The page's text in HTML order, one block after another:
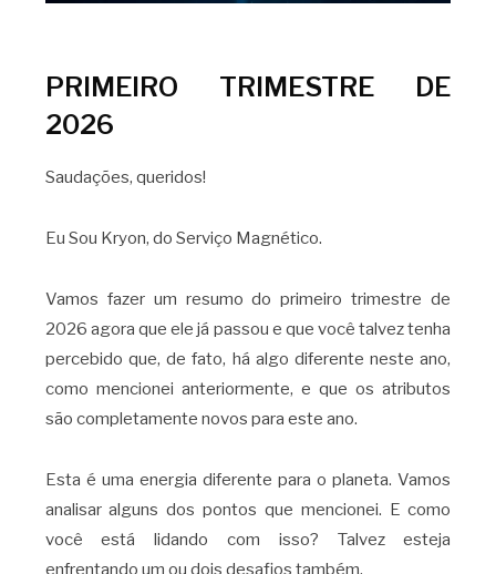
PRIMEIRO TRIMESTRE DE
2026
Saudações, queridos!
Eu Sou Kryon, do Serviço Magnético.
Vamos fazer um resumo do primeiro trimestre de
2026 agora que ele já passou e que você talvez tenha
percebido que, de fato, há algo diferente neste ano,
como mencionei anteriormente, e que os atributos
são completamente novos para este ano.
Esta é uma energia diferente para o planeta. Vamos
analisar alguns dos pontos que mencionei. E como
você está lidando com isso? Talvez esteja
enfrentando um ou dois desafios também.